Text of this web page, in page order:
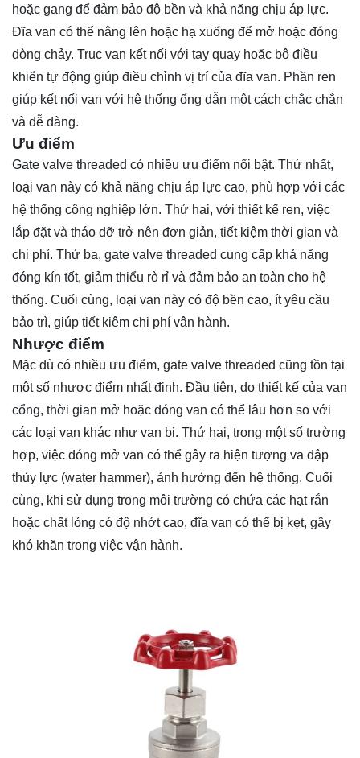
hoặc gang để đảm bảo độ bền và khả năng chịu áp lực.
Đĩa van có thể nâng lên hoặc hạ xuống để mở hoặc đóng
dòng chảy. Trục van kết nối với tay quay hoặc bộ điều
khiển tự động giúp điều chỉnh vị trí của đĩa van. Phần ren
giúp kết nối van với hệ thống ống dẫn một cách chắc chắn
và dễ dàng.
Ưu điểm
Gate valve threaded có nhiều ưu điểm nổi bật. Thứ nhất,
loại van này có khả năng chịu áp lực cao, phù hợp với các
hệ thống công nghiệp lớn. Thứ hai, với thiết kế ren, việc
lắp đặt và tháo dỡ trở nên đơn giản, tiết kiệm thời gian và
chi phí. Thứ ba, gate valve threaded cung cấp khả năng
đóng kín tốt, giảm thiểu rò rỉ và đảm bảo an toàn cho hệ
thống. Cuối cùng, loại van này có độ bền cao, ít yêu cầu
bảo trì, giúp tiết kiệm chi phí vận hành.
Nhược điểm
Mặc dù có nhiều ưu điểm, gate valve threaded cũng tồn tại
một số nhược điểm nhất định. Đầu tiên, do thiết kế của van
cổng, thời gian mở hoặc đóng van có thể lâu hơn so với
các loại van khác như van bi. Thứ hai, trong một số trường
hợp, việc đóng mở van có thể gây ra hiện tượng va đập
thủy lực (water hammer), ảnh hưởng đến hệ thống. Cuối
cùng, khi sử dụng trong môi trường có chứa các hạt rắn
hoặc chất lỏng có độ nhớt cao, đĩa van có thể bị kẹt, gây
khó khăn trong việc vận hành.